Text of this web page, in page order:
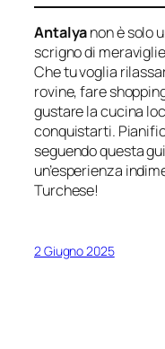
Antalyanon è solo
scrigno di
Che tu voglia
rovine, fare
gustare la cucina
conquistarti.
seguendo questa
un’esperienza
Turchese!
2 Giugno 2025